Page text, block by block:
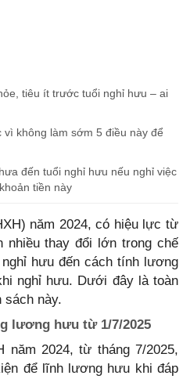
tiêu ít trước tuổi nghỉ hưu – ai
không làm sớm 5 điều này để
đến tuổi nghỉ hưu nếu nghỉ việc
tiền này
năm 2024, có hiệu lực từ
nhiều thay đổi lớn trong chế
hưu đến cách tính lương
nghỉ hưu. Dưới đây là toàn
sách này.
lương hưu từ 1/7/2025
năm 2024, từ tháng 7/2025,
để lĩnh lương hưu khi đáp